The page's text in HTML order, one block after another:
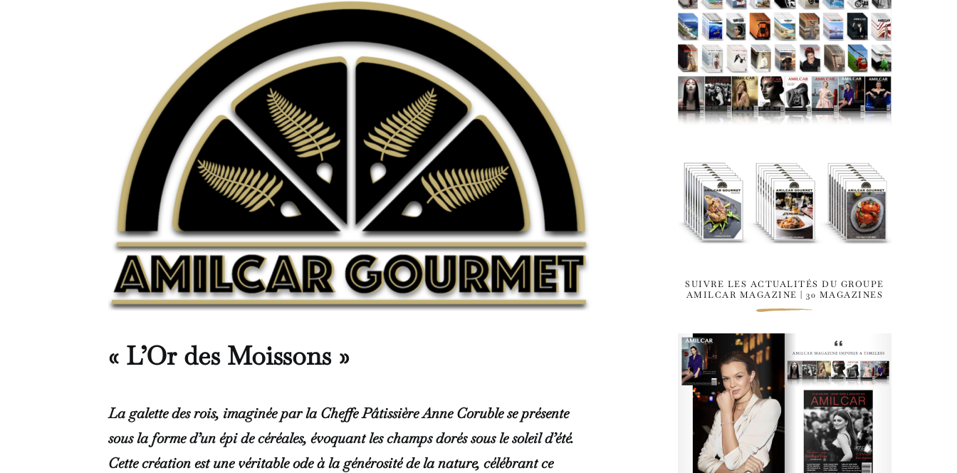
« L’Or des Moissons »
La galette des rois, imaginée par la Cheffe Pâtissière Anne Coruble se présente
sous la forme d’un épi de céréales, évoquant les champs dorés sous le soleil d’été.
Cette création est une véritable ode à la générosité de la nature, célébrant ce
SUIVRE LES ACTUALITÉS DU GROUPE
AMILCAR MAGAZINE | 30 MAGAZINES